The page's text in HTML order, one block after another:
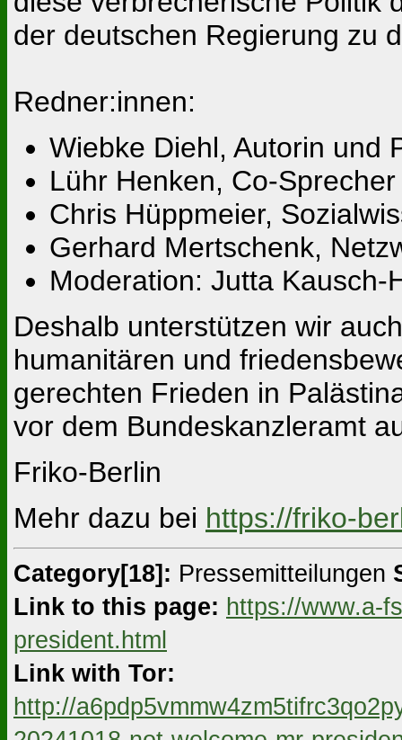
der deutschen Regierung zu
Redner:innen:
Wiebke Diehl, Autorin und
Lühr Henken, Co-
Chris Hüppmeier,
Gerhard Mertschenk,
Moderation: Jutta
Deshalb unterstützen wir
humanitären und
gerechten Frieden in
vor dem Bundeskanzleramt
Friko-Berlin
Mehr dazu bei https://friko-
Category[18]: Pressemitteilungen
Link to this page: https://www.a-
president.html
Link with Tor:
http://